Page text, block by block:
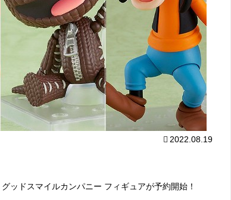
2022.08.19
グッドスマイルカンパニー フィギュアが予約開始！